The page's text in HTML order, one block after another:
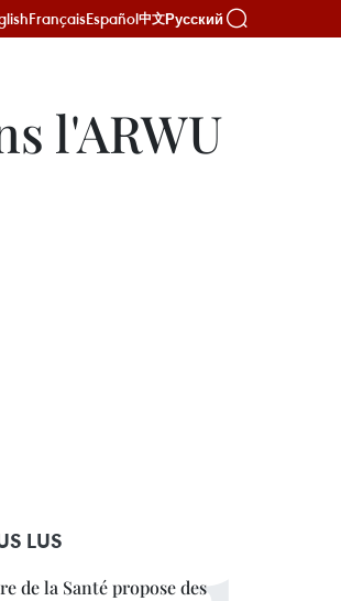
FrançaisEspañol中文Русский
l'ARWU
LUS
de la Santé propose des